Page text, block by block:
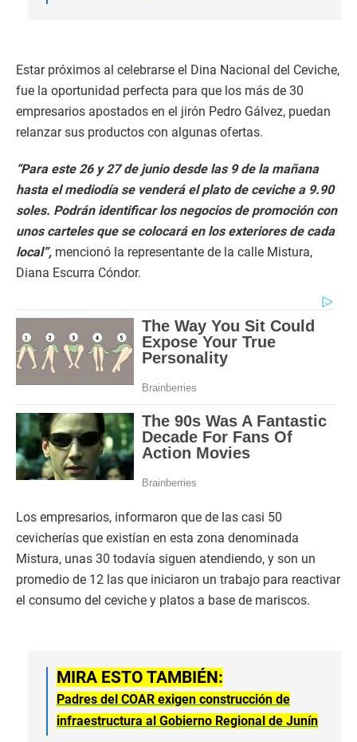
Estar próximos al celebrarse el Dina Nacional del Ceviche,
fue la oportunidad perfecta para que los más de 30
empresarios apostados en el jirón Pedro Gálvez, puedan
relanzar sus productos con algunas ofertas.
“Para este 26 y 27 de junio desde las 9 de la mañana
hasta el mediodía se venderá el plato de ceviche a 9.90
soles. Podrán identificar los negocios de promoción con
unos carteles que se colocará en los exteriores de cada
local”, mencionó la representante de la calle Mistura,
Diana Escurra Cóndor.
Los empresarios, informaron que de las casi 50
cevicherías que existían en esta zona denominada
Mistura, unas 30 todavía siguen atendiendo, y son un
promedio de 12 las que iniciaron un trabajo para reactivar
el consumo del ceviche y platos a base de mariscos.
MIRA ESTO TAMBIÉN:
Padres del COAR exigen construcción de
infraestructura al Gobierno Regional de Junín